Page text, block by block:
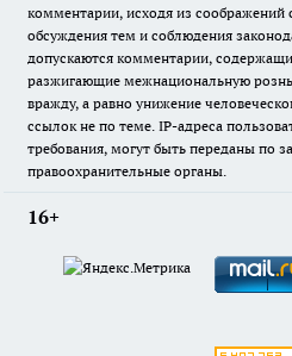
комментарии, исходя из соображений
обсуждения тем и соблюдения
допускаются комментарии,
разжигающие межнациональную
вражду, а равно унижение
ссылок не по теме. IP-адреса
требования, могут быть переданы по
правоохранительные органы.
16+